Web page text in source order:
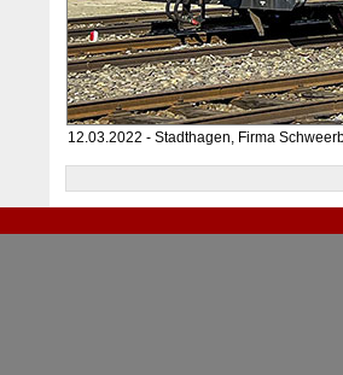
12.03.2022 - Stadthagen, Firma